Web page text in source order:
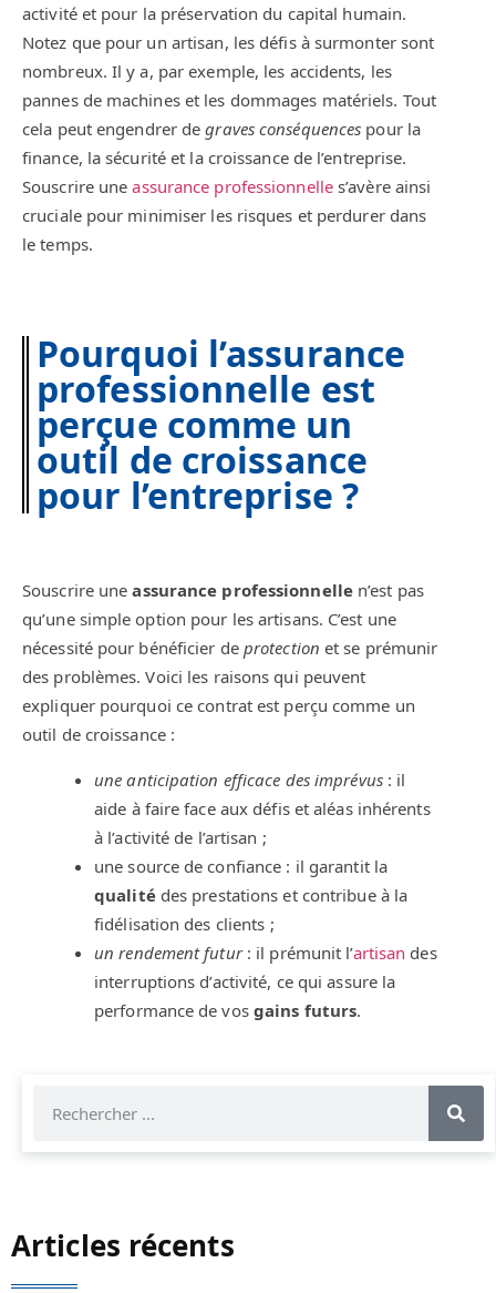
activité et pour la préservation du capital humain.
Notez que pour un artisan, les défis à surmonter sont
nombreux. Il y a, par exemple, les accidents, les
pannes de machines et les dommages matériels. Tout
cela peut engendrer degraves conséquences pour la
finance, la sécurité et la croissance de l’entreprise.
Souscrire uneassurance professionnelles’avère ainsi
cruciale pour minimiser les risques et perdurer dans
le temps.
Pourquoi l’assurance
professionnelle est
perçue comme un
outil de croissance
pour l’entreprise ?
Souscrire uneassurance professionnellen’est pas
qu’une simple option pour les artisans. C’est une
nécessité pour bénéficier de protection et se prémunir
des problèmes. Voici les raisons qui peuvent
expliquer pourquoi ce contrat est perçu comme un
outil de croissance :
une anticipation efficace des imprévus: il
aide à faire face aux défis et aléas inhérents
à l’activité de l’artisan ;
une source de confiance : il garantit la
qualitédes prestations et contribue à la
fidélisation des clients ;
un rendement futur: il prémunit l’artisan des
interruptions d’activité, ce qui assure la
performance de vos gains futurs.
Articles récents